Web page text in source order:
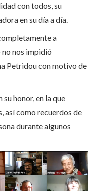
con todos, su
en su día a día.
a
no nos impidió
Petridou con motivo de
honor, en la que
así como recuerdos de
durante algunos